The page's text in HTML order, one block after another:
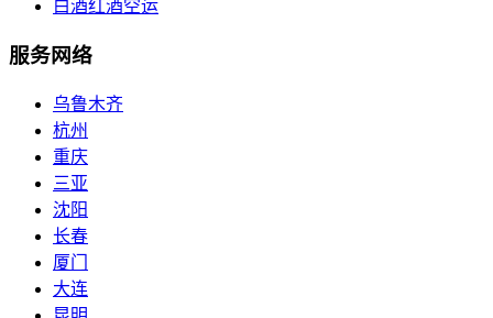
白酒红酒空运
服务网络
乌鲁木齐
杭州
重庆
三亚
沈阳
长春
厦门
大连